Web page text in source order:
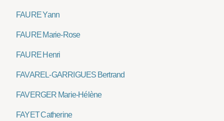
FAURE Yann
FAURE Marie-Rose
FAURE Henri
FAVAREL-GARRIGUES Bertrand
FAVERGER Marie-Hélène
FAYET Catherine